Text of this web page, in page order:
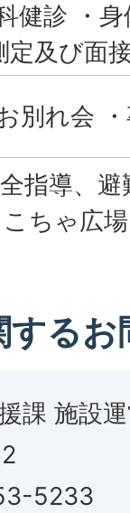
健診 ・
定及び面
別れ会
指導、
ちゃ広
する
課 施設
5233